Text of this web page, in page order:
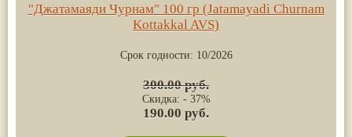
"Джатамаяди Чурнам" 100 гр (Jatamayadi Churnam
Kottakkal AVS)
Срок годности: 10/2026
300.00 руб.
Скидка: - 37%
190.00 руб.